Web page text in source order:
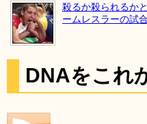
殺るか殺られるか
ームレスラーの試
DNAをこれ